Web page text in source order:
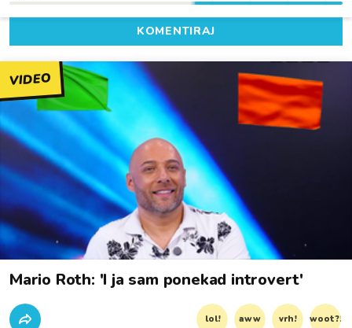
KOMENTIRAJ
VIDEO
Mario Roth: 'I ja sam ponekad introvert'
lol! aww vrh! woot?!